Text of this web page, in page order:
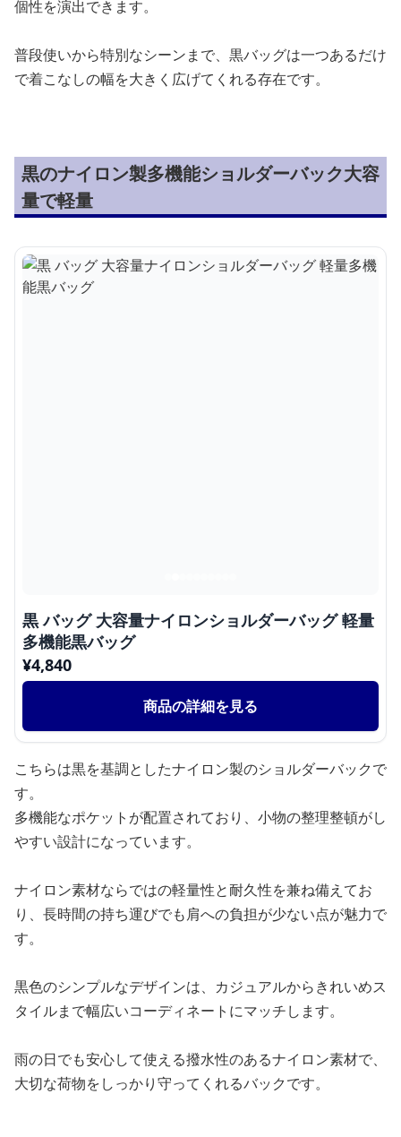
個性を演出できます。
普段使いから特別なシーンまで、黒バッグは一つあるだけ
で着こなしの幅を大きく広げてくれる存在です。
黒のナイロン製多機能ショルダーバック大容
量で軽量
黒 バッグ 大容量ナイロンショルダーバッグ 軽量
多機能黒バッグ
¥4,840
商品の詳細を見る
こちらは黒を基調としたナイロン製のショルダーバックで
す。
多機能なポケットが配置されており、小物の整理整頓がし
やすい設計になっています。
ナイロン素材ならではの軽量性と耐久性を兼ね備えてお
り、長時間の持ち運びでも肩への負担が少ない点が魅力で
す。
黒色のシンプルなデザインは、カジュアルからきれいめス
タイルまで幅広いコーディネートにマッチします。
雨の日でも安心して使える撥水性のあるナイロン素材で、
大切な荷物をしっかり守ってくれるバックです。